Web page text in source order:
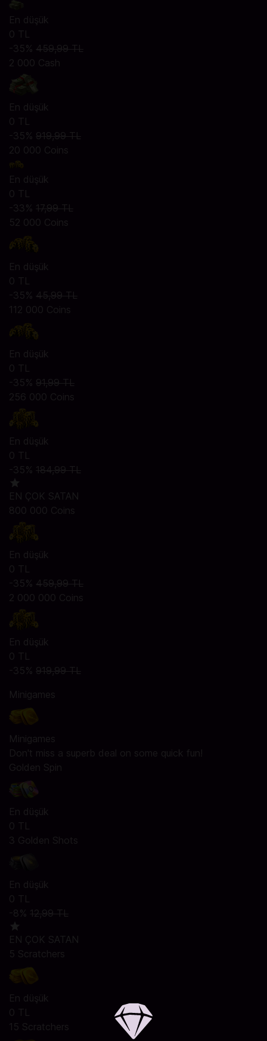
En düşük
0 TL
-35% 459,99 TL
2 000 Cash
En düşük
0 TL
-35% 919,99 TL
20 000 Coins
En düşük
0 TL
-33% 17,99 TL
52 000 Coins
En düşük
0 TL
-35% 45,99 TL
112 000 Coins
En düşük
0 TL
-35% 91,99 TL
256 000 Coins
En düşük
0 TL
-35% 184,99 TL
EN ÇOK SATAN
800 000 Coins
En düşük
0 TL
-35% 459,99 TL
2 000 000 Coins
En düşük
0 TL
-35% 919,99 TL
Minigames
Minigames
Don't miss a superb deal on some quick fun!
Golden Spin
En düşük
0 TL
3 Golden Shots
En düşük
0 TL
-8% 12,99 TL
EN ÇOK SATAN
5 Scratchers
En düşük
0 TL
15 Scratchers